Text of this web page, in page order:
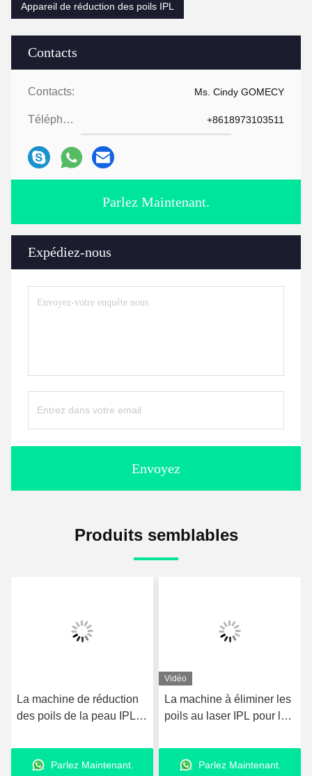
Contacts
Contacts: Ms. Cindy GOMECY
Téléphone: +8618973103511
Parlez Maintenant.
Expédiez-nous
Envoyez
Appareil de réduction des poils IPL
Produits semblables
La machine de réduction
des poils de la peau IPL
pour l'acné et l'élimination
des pigmentsParlez Maintenant.
Vidéo
La machine à éliminer les
poils au laser IPL pour la
Parlez Maintenant.